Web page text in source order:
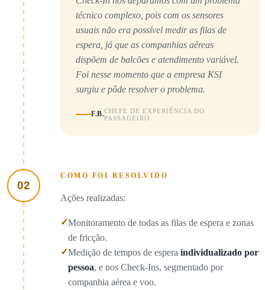
técnico complexo, pois com os sensores
usuais não era possível medir as filas de
espera, já que as companhias aéreas
dispõem de balcões e atendimento variável.
Foi nesse momento que a empresa KSI
surgiu e pôde resolver o problema.
F.B.CHEFE DE EXPERIÊNCIA DO
PASSAGEIRO
02
COMO FOI RESOLVIDO
Ações realizadas:
✓Monitoramento de todas as filas de espera e zonas
de fricção.
✓Medição de tempos de espera individualizado por
pessoa, e nos Check-Ins, segmentado por
companhia aérea e voo.